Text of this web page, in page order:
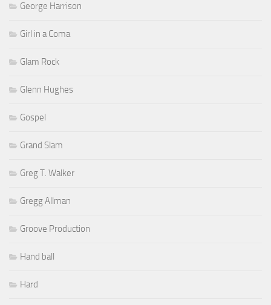
George Harrison
Girl in a Coma
Glam Rock
Glenn Hughes
Gospel
Grand Slam
Greg T. Walker
Gregg Allman
Groove Production
Hand ball
Hard